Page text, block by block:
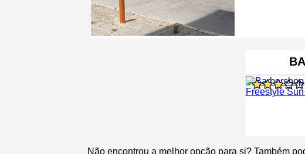
Não encontrou a melhor opção para si? Também